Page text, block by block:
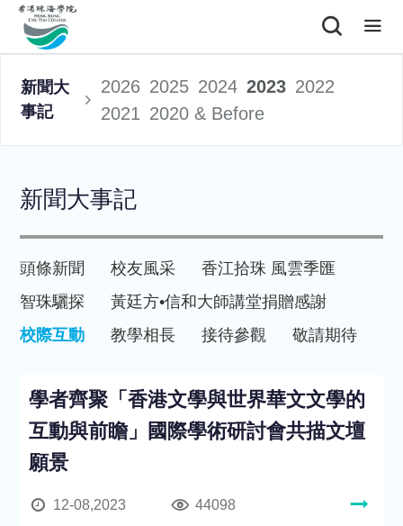
新聞大
事記
2026 2025 2024 2023 2022
2021 2020 & Before
新聞大事記
頭條新聞 校友風采
香江拾珠 風雲季匯
智珠驪探
黃廷方•信和大師講堂捐贈感謝
校際互動
教學相長 接待參觀 敬請期待
學者齊聚「香港文學與世界華文文學的
互動與前瞻」國際學術研討會共描文壇
願景
12-08,2023 44098